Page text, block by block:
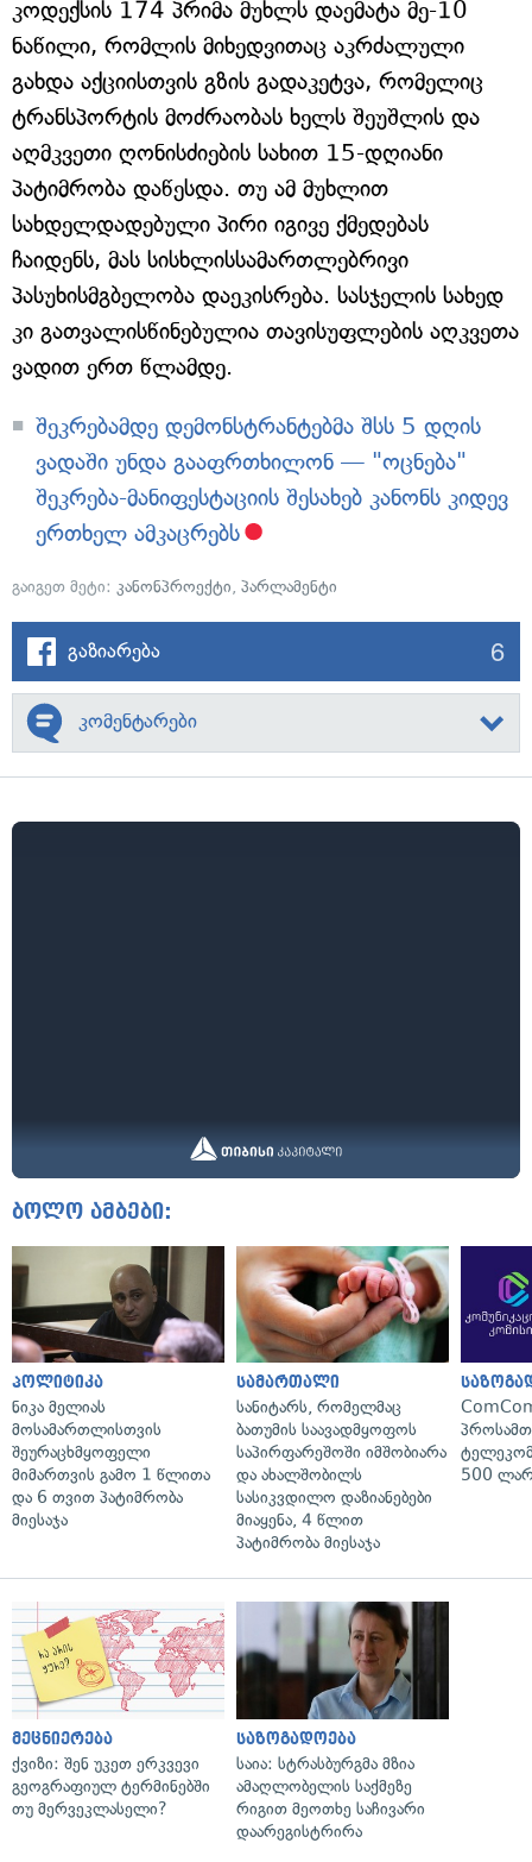
კოდექსის 174 პრიმა მუხლს დაემატა მე-10
ნაწილი, რომლის მიხედვითაც აკრძალული
გახდა აქციისთვის გზის გადაკეტვა, რომელიც
ტრანსპორტის მოძრაობას ხელს შეუშლის და
აღმკვეთი ღონისძიების სახით 15-დღიანი
პატიმრობა დაწესდა. თუ ამ მუხლით
სახდელდადებული პირი იგივე ქმედებას
ჩაიდენს, მას სისხლისსამართლებრივი
პასუხისმგბელობა დაეკისრება. სასჯელის სახედ
კი გათვალისწინებულია თავისუფლების აღკვეთა
ვადით ერთ წლამდე.
შეკრებამდე დემონსტრანტებმა შსს 5 დღის
ვადაში უნდა გააფრთხილონ — "ოცნება"
შეკრება-მანიფესტაციის შესახებ კანონს კიდევ
ერთხელ ამკაცრებს
გაიგეთ მეტი: კანონპროექტი, პარლამენტი
გაზიარება 6
კომენტარები
ბოლო ამბები:
პოლიტიკა
ნიკა მელიას
მოსამართლისთვის
შეურაცხმყოფელი
მიმართვის გამო 1 წლითა
და 6 თვით პატიმრობა
მიესაჯა
სამართალი
სანიტარს, რომელმაც
ბათუმის საავადმყოფოს
საპირფარეშოში იმშობიარა
და ახალშობილს
სასიკვდილო დაზიანებები
მიაყენა, 4 წლით
პატიმრობა მიესაჯა
500
მეცნიერება
ქვიზი: შენ უკეთ ერკვევი
გეოგრაფიულ ტერმინებში
თუ მერვეკლასელი?
საზოგადოება
საია: სტრასბურგმა მზია
ამაღლობელის საქმეზე
რიგით მეოთხე საჩივარი
დაარეგისტრირა